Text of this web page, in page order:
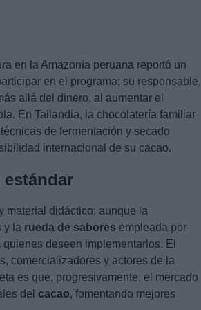
en la Amazonía peruana reportó un
en el programa; su responsable,
allá del dinero, al aumentar el
En Tailandia, la chocolatería familiar
de fermentación y secado
internacional de su cacao.
material didáctico: aunque la
y la rueda de sabores empleada por
deseen implementarlos. El
comercializadores y actores de la
es que, progresivamente, el mercado
del cacao, fomentando mejores